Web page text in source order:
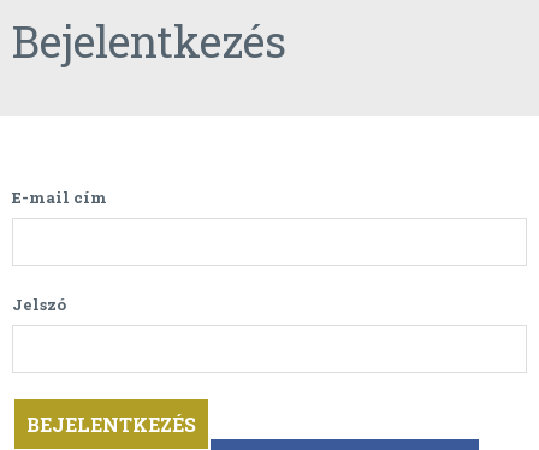
Bejelentkezés
E-mail cím
Jelszó